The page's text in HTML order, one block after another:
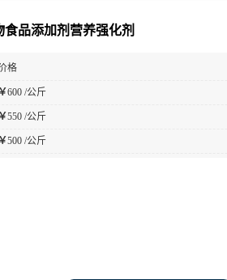
品添加剂营养强化剂
格
￥600 /公斤
￥550 /公斤
￥500 /公斤